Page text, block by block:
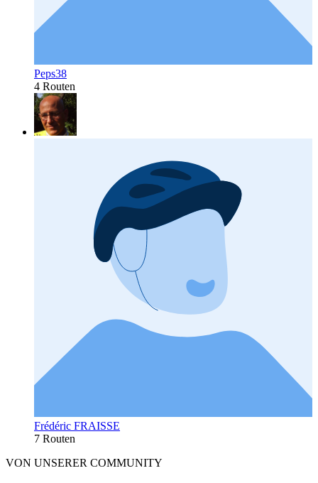
Peps38
4 Routen
Frédéric FRAISSE
7 Routen
VON UNSERER COMMUNITY